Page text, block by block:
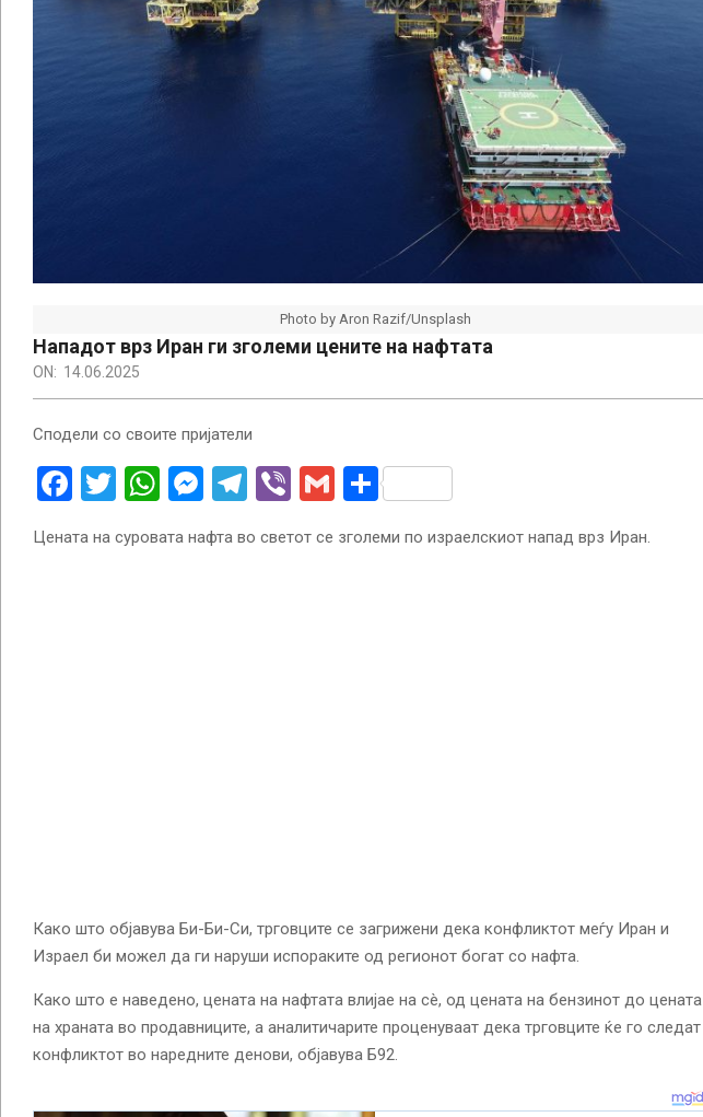
Photo by Aron Razif/Unsplash
Нападот врз Иран ги зголеми цените на нафтата
ON: 14.06.2025
Сподели со своите пријатели
Facebook
Twitter
WhatsApp
Messenger
Telegram
ViberGmailShare
Цената на суровата нафта во светот се зголеми по израелскиот напад врз Иран.
Како што објавува Би-Би-Си, трговците се загрижени дека конфликтот меѓу Иран и
Израел би можел да ги наруши испораките од регионот богат со нафта.
Како што е наведено, цената на нафтата влијае на сè, од цената на бензинот до цената
на храната во продавниците, а аналитичарите проценуваат дека трговците ќе го следат
конфликтот во наредните денови, објавува Б92.